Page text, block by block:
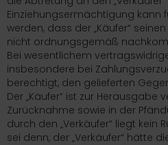
Einziehungsermächtigung kann
werden, dass der „Käufer“
nicht ordnungsgemäß
Bei wesentlichem
insbesondere bei
berechtigt, den gelieferten
Der „Käufer“ ist zur Herausgabe
Zurücknahme sowie in der
durch den „Verkäufer“ liegt kein
sei denn, der „Verkäufer“ hätte